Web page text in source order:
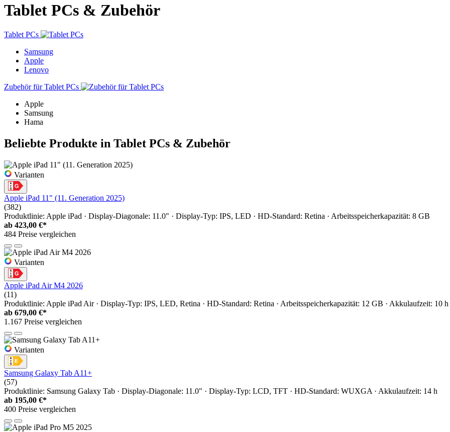
Tablet PCs & Zubehör
Tablet PCs
Samsung
Apple
Lenovo
Zubehör für Tablet PCs
Apple
Samsung
Hama
Beliebte Produkte in Tablet PCs & Zubehör
Varianten
Apple iPad 11" (11. Generation 2025)
(382)
Produktlinie: Apple iPad · Display-Diagonale: 11.0" · Display-Typ: IPS, LED · HD-Standard: Retina · Arbeitsspeicherkapazität: 8 GB
ab 423,00 €*
484 Preise vergleichen
Varianten
Apple iPad Air M4 2026
(11)
Produktlinie: Apple iPad Air · Display-Typ: IPS, LED, Retina · HD-Standard: Retina · Arbeitsspeicherkapazität: 12 GB · Akkulaufzeit: 10 h
ab 679,00 €*
1.167 Preise vergleichen
Varianten
Samsung Galaxy Tab A11+
(57)
Produktlinie: Samsung Galaxy Tab · Display-Diagonale: 11.0" · Display-Typ: LCD, TFT · HD-Standard: WUXGA · Akkulaufzeit: 14 h
ab 195,00 €*
400 Preise vergleichen